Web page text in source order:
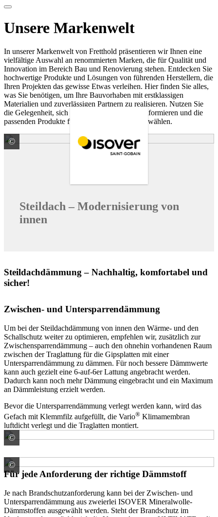
Unsere Markenwelt
In unserer Markenwelt von Fretthold präsentieren wir Ihnen eine
vielfältige Auswahl an renommierten Marken, die für Qualität und
Innovation im Bereich Bau und Renovierung stehen. Entdecken Sie
hochwertige Produkte und Lösungen von führenden Herstellern, die
Ihren Projekten das gewisse Etwas verleihen. Hier finden Sie alles,
was Sie benötigen, um Ihre Bauvorhaben mit erstklassigen
Materialien und zuverlässigen Partnern zu realisieren. Nutzen Sie
die Gelegenheit, sich über unsere Marken zu informieren und die
passenden Produkte für Ihre Bedürfnisse auszuwählen.
© SAINT-GOBAIN ISOVER G+H AG
Steildach – Modernisierung von
innen
Steildachdämmung – Nachhaltig, komfortabel und
sicher!
© SAINT-GOBAIN ISOVER G+H AG
Zwischen- und Untersparrendämmung
Um bei der Steildachdämmung von innen den Wärme- und den
Schallschutz weiter zu optimieren, empfehlen wir, zusätzlich zur
Zwischensparrendämmung – auch den ohnehin vorhandenen Raum
zwischen der Traglattung für die Gipsplatten mit einer
Untersparrendämmung zu dämmen. Für noch bessere Dämmwerte
kann auch gezielt eine 6-auf-6er Lattung angebracht werden.
Dadurch kann noch mehr Dämmung eingebracht und ein Maximum
an Dämmleistung erzielt werden.
Bevor die Untersparrendämmung verlegt werden kann, wird das
Gefach mit Klemmfilz aufgefüllt, die Vario® Klimamembran
luftdicht verlegt und die Traglatten montiert.
© SAINT-GOBAIN ISOVER G+H AG
Für jede Anforderung der richtige Dämmstoff
Je nach Brandschutzanforderung kann bei der Zwischen- und
Untersparrendämmung aus zweierlei ISOVER Mineralwolle-
Dämmstoffen ausgewählt werden. Steht der Brandschutz im